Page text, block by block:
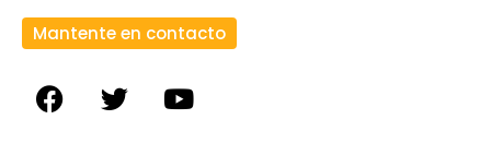
Mantente en contacto